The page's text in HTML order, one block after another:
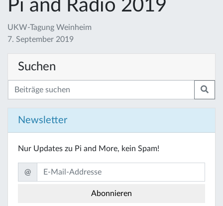
Pi and Radio 2019
UKW-Tagung Weinheim
7. September 2019
Suchen
Newsletter
Nur Updates zu Pi and More, kein Spam!
@